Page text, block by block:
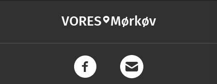
VORES Mørkøv